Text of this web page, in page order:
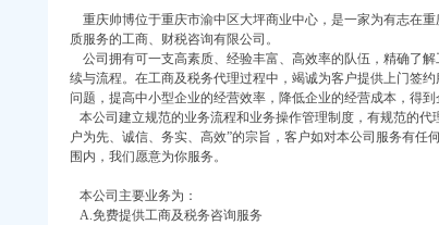
重庆帅博位于重庆市渝中区大坪商业中心，是一家为有志在
质服务的工商、财税咨询有限公司。
公司拥有可一支高素质、经验丰富、高效率的队伍，精确了
续与流程。在工商及税务代理过程中，竭诚为客户提供上门签
问题，提高中小型企业的经营效率，降低企业的经营成本，得到
本公司建立规范的业务流程和业务操作管理制度，有规范的
户为先、诚信、务实、高效”的宗旨，客户如对本公司服务有任
围内，我们愿意为你服务。
本公司主要业务为：
A.免费提供工商及税务咨询服务